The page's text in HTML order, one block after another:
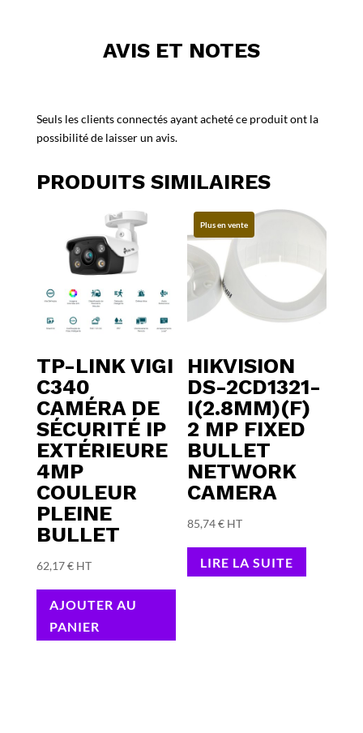
AVIS ET NOTES
Seuls les clients connectés ayant acheté ce produit ont la
possibilité de laisser un avis.
PRODUITS SIMILAIRES
TP-LINK VIGI
C340
CAMÉRA DE
SÉCURITÉ IP
EXTÉRIEURE
4MP
COULEUR
PLEINE
BULLET
62,17€ HT
AJOUTER AU
PANIER
Plus en vente
HIKVISION
DS-2CD1321-
I(2.8MM)(F)
2 MP FIXED
BULLET
NETWORK
CAMERA
85,74€ HT
LIRE LA SUITE